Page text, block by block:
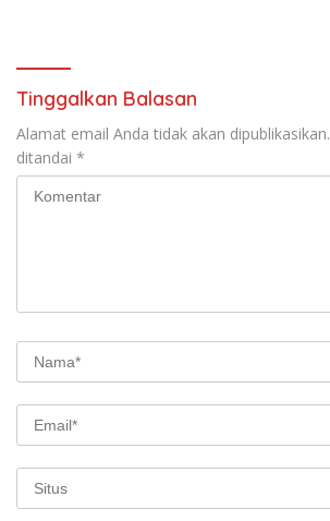
Tinggalkan Balasan
Alamat email Anda tidak akan dipublikasikan.
ditandai *